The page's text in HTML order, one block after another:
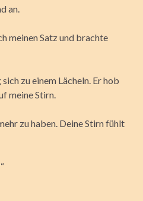
an.
meinen Satz und brachte
zu einem Lächeln. Er hob
meine Stirn.
zu haben. Deine Stirn fühlt